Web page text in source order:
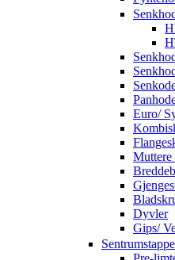
Euro/
Muttere
Dyvler
Gips/